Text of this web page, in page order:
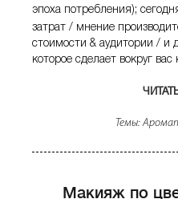
эпоха потребления);
затрат / мнение
стоимости & аудитории / и
которое сделает вокруг вас
Темы:
Макияж по